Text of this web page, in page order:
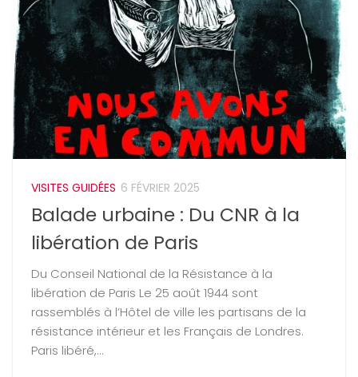
VISITES GUIDÉES 6 FÉVRIER 2025
Balade urbaine : Du CNR à la
libération de Paris
Du Conseil National de la Résistance à la
libération de Paris Le 25 août 1944 sont
rassemblés à l’Hôtel de ville les partisans de la
résistance intérieur et les Français de Londres.
Paris libéré,...